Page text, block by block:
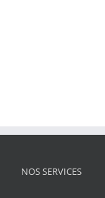
NOS SERVICES